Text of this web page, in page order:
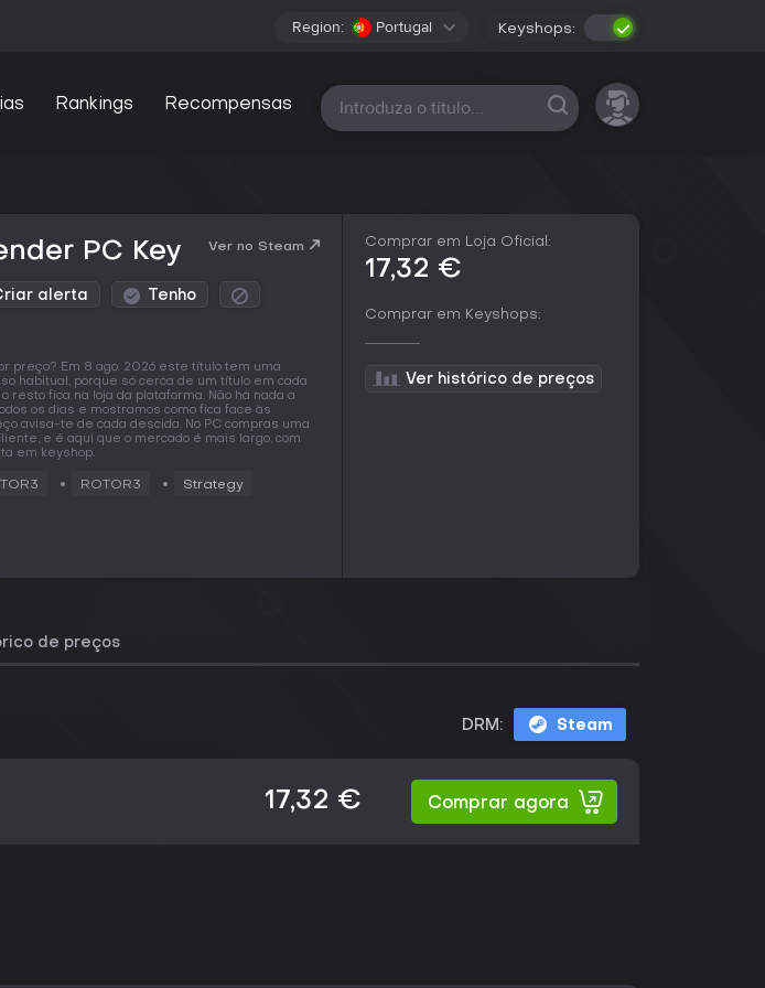
Region: Portugal Keyshops:
Rankings Recompensas Todas as plataformas
PC Key Ver no Steam
alerta Tenho
preço? Em 8 ago. 2026 este título tem uma
habitual, porque só cerca de um título em cada
resto fica na loja da plataforma. Não há nada a
os dias e mostramos como fica face às
avisa-te de cada descida. No PC compras uma
e é aqui que o mercado é mais largo, com
em keyshop.
ROTOR3 Strategy
Comprar em Loja Oficial:
17,32 €
Comprar em Keyshops:
Ver histórico de preços
de preços
DRM: Steam
17,32 € Comprar agora